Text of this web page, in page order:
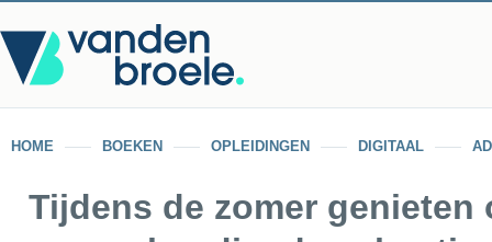
HOME BOEKEN OPLEIDINGEN DIGITAAL
Tijdens de zomer genieten